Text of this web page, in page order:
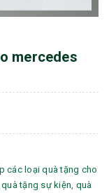
mercedes
các loại quà tặng cho
tặng sự kiện, quà